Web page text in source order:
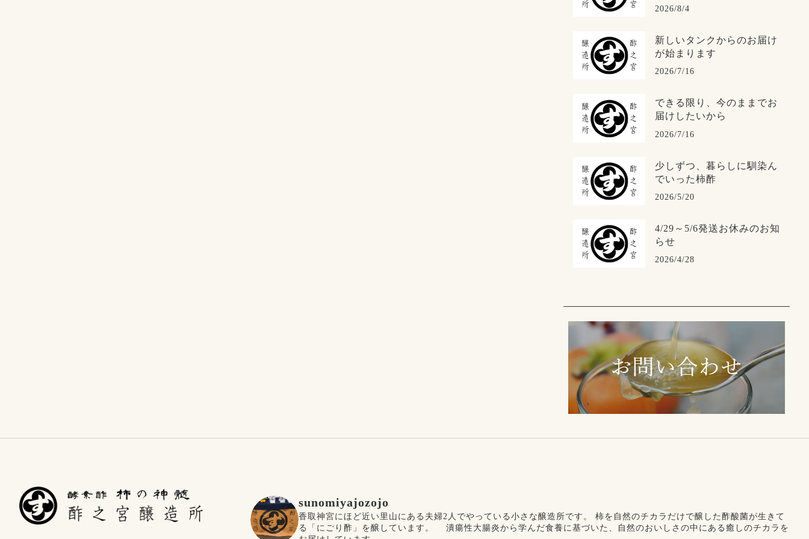
2026/8/4
新しいタンクからのお届け
が始まります
2026/7/16
できる限り、今のままでお
届けしたいから
2026/7/16
少しずつ、暮らしに馴染ん
でいった柿酢
2026/5/20
4/29～5/6発送お休みのお知
らせ
2026/4/28
sunomiyajozojo
香取神宮にほど近い里山にある夫婦2人でやっている小さな醸造所です。
柿を自然のチカラだけで醸した酢酸菌が生きて
る「にごり酢」を醸しています。
潰瘍性大腸炎から学んだ食養に基づいた、自然のおいしさの中にある癒しのチカラを